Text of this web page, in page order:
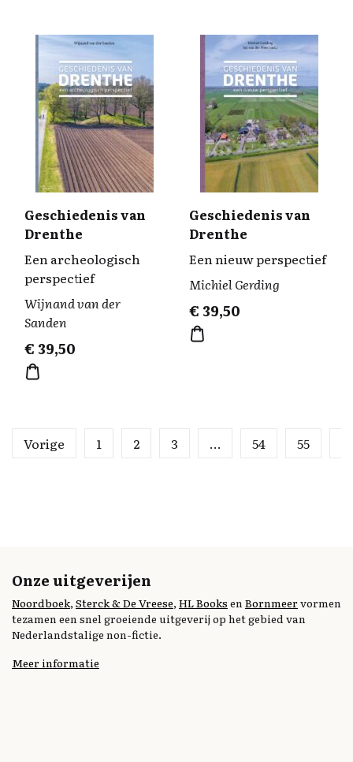
Geschiedenis van
Drenthe
Een archeologisch
perspectief
Wijnand van der
Sanden
€39,50
Geschiedenis van
Drenthe
Een nieuw perspectief
Michiel Gerding
€39,50
Vorige 1 2 3 … 54 55
Onze uitgeverijen
Noordboek, Sterck & De Vreese, HL Books enBornmeervormen
tezamen een snel groeiende uitgeverij op het gebied van
Nederlandstalige non-fictie.
Meer informatie